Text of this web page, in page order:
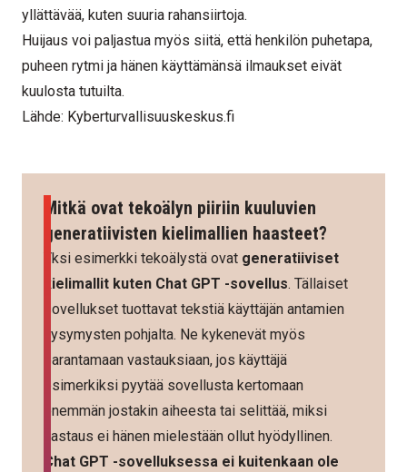
yllättävää, kuten suuria rahansiirtoja.
Huijaus voi paljastua myös siitä, että henkilön puhetapa,
puheen rytmi ja hänen käyttämänsä ilmaukset eivät
kuulosta tutuilta.
Lähde: Kyberturvallisuuskeskus.fi
Mitkä ovat tekoälyn piiriin kuuluvien
generatiivisten kielimallien haasteet?
Yksi esimerkki tekoälystä ovat generatiiviset
kielimallit kuten Chat GPT -sovellus. Tällaiset
sovellukset tuottavat tekstiä käyttäjän antamien
kysymysten pohjalta. Ne kykenevät myös
parantamaan vastauksiaan, jos käyttäjä
esimerkiksi pyytää sovellusta kertomaan
enemmän jostakin aiheesta tai selittää, miksi
vastaus ei hänen mielestään ollut hyödyllinen.
Chat GPT -sovelluksessa ei kuitenkaan ole